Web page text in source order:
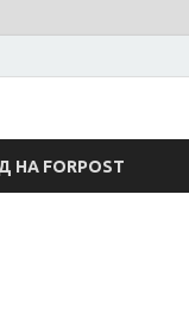
НА FORPOST